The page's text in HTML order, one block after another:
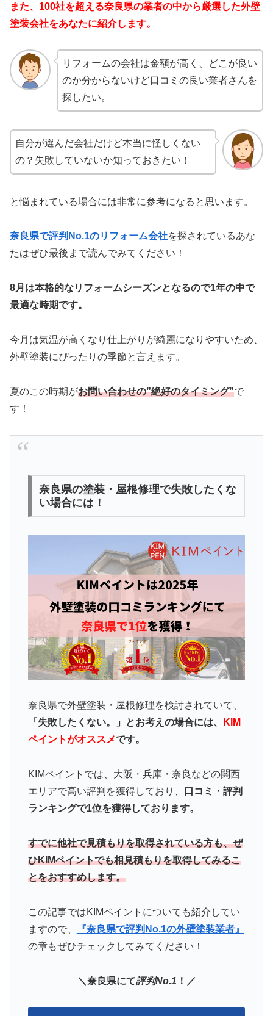
また、100社を超える奈良県の業者の中から厳選した外壁
塗装会社をあなたに紹介します。
リフォームの会社は金額が高く、どこが良い
のか分からないけど口コミの良い業者さんを
探したい。
自分が選んだ会社だけど本当に怪しくない
の？失敗していないか知っておきたい！
と悩まれている場合には非常に参考になると思います。
奈良県で評判No.1のリフォーム会社を探されているあな
たはぜひ最後まで読んでみてください！
8月は本格的なリフォームシーズンとなるので1年の中で
最適な時期です。
今月は気温が高くなり仕上がりが綺麗になりやすいため、
外壁塗装にぴったりの季節と言えます。
夏のこの時期がお問い合わせの”絶好のタイミング”で
す！
奈良県の塗装・屋根修理で失敗したくな
い場合には！
奈良県で外壁塗装・屋根修理を検討されていて、
「失敗したくない。」とお考えの場合には、
KIM
ペイントがオススメです。
KIMペイントでは、大阪・兵庫・奈良などの関西
エリアで高い評判を獲得しており、
口コミ・評判
ランキングで1位を獲得しております。
すでに他社で見積もりを取得されている方も、ぜ
ひKIMペイントでも相見積もりを取得してみるこ
とをおすすめします。
この記事ではKIMペイント についても紹介してい
ますので、
『奈良県で評判No.1の外壁塗装業者』
の章もぜひチェックしてみてください！
＼奈良県にて評判No.1 ！／